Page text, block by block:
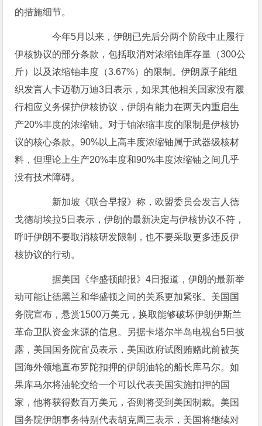
的措施细节。
今年5月以来，伊朗已先后分两个阶段中止履行
伊核协议的部分条款，包括取消对浓缩铀库存量（300公
斤）以及浓缩铀丰度（3.67%）的限制。伊朗原子能组
织发言人卡迈勒万迪3日表示，如果其他相关国家没有履
行相应义务保护伊核协议，伊朗有能力在两天内重启生
产20%丰度的浓缩铀。对于铀浓缩丰度的限制是伊核协
议的核心条款。90%以上高丰度浓缩铀属于武器级核材
料，但理论上生产20%丰度和90%丰度浓缩铀之间几乎
没有技术障碍。
新加坡《联合早报》称，欧盟委员会发言人德
戈德胡埃拉5日表示，伊朗的最新决定与伊核协议不符，
呼吁伊朗不要取消核研发限制，也不要采取更多违反伊
核协议的行动。
据美国《华盛顿邮报》4日报道，伊朗的最新举
动可能让德黑兰和华盛顿之间的关系更加紧张。美国国
务院宣布，悬赏1500万美元，换取能够破坏伊朗伊斯兰
革命卫队资金来源的信息。另据卡塔尔半岛电视台5日披
露，美国国务院官员表示，美国政府试图贿赂此前被英
国海外领地直布罗陀扣押的伊朗油轮的船长库马尔。如
果库马尔将油轮交给一个可以代表美国实施扣押的国
家，他将获得数百万美元，否则将受到美国制裁。美国
国务院伊朗事务特别代表胡克周三表示，美国将继续对